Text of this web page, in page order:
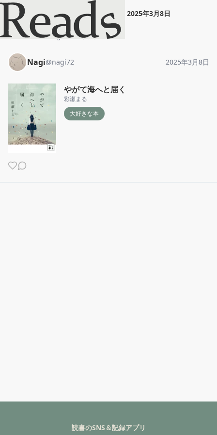
Nagi"やがて海へと届く 2025年3月8日
ホーム Nagi 投稿
Nagi@nagi72 2025年3月8日
やがて海へと届く
彩瀬まる
大好きな本
読書のSNS＆記録アプリ